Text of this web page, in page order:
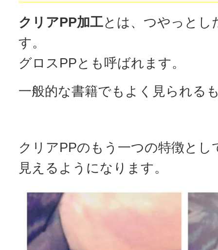
クリアPP加工とは、つやっとし
す。
グロスPPとも呼ばれます。
一般的な書籍でもよく見られる
クリアPPのもう一つの特徴とし
見えるようになります。